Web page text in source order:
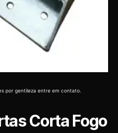
por gentileza entre em contato.
Corta Fogo